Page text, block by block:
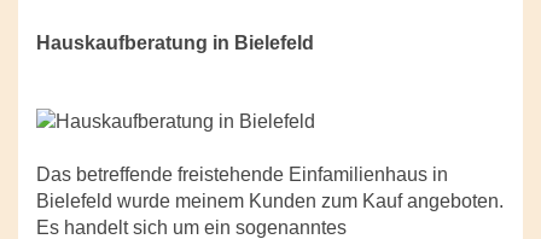
Hauskaufberatung in Bielefeld
Das betreffende freistehende Einfamilienhaus in
Bielefeld wurde meinem Kunden zum Kauf angeboten.
Es handelt sich um ein sogenanntes